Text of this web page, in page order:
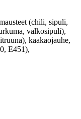
(chili, sipuli,
valkosipuli),
kaakaojauhe,
E451),